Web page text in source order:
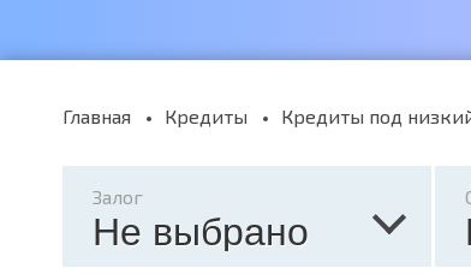
Главная Кредиты Кредиты под
Залог
Не выбрано